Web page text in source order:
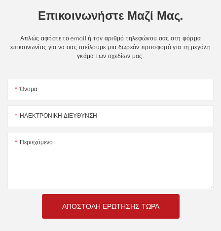
Επικοινωνήστε Μαζί Μας.
Απλώς αφήστε το email ή τον αριθμό τηλεφώνου σας στη φόρμα
επικοινωνίας για να σας στείλουμε μια δωρεάν προσφορά για τη μεγάλη
γκάμα των σχεδίων μας.
Όνομα
ΗΛΕΚΤΡΟΝΙΚΗ ΔΙΕΥΘΥΝΣΗ
Περιεχόμενο
ΑΠΟΣΤΟΛΉ ΕΡΏΤΗΣΗΣ ΤΏΡΑ